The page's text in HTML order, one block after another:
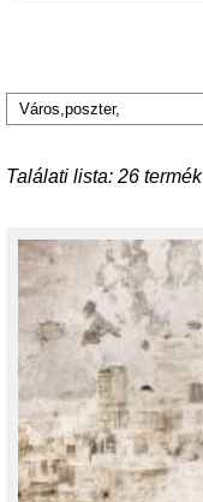
Találati lista: 26 termék